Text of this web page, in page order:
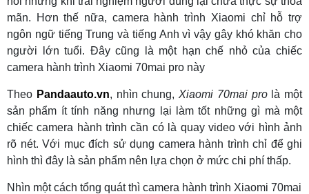
mãn. Hơn thế nữa, camera hành trình Xiaomi chỉ hỗ trợ
ngôn ngữ tiếng Trung và tiếng Anh vì vậy gây khó khăn cho
người lớn tuổi. Đây cũng là một hạn chế nhỏ của chiếc
camera hành trình Xiaomi 70mai pro này
Theo Pandaauto.vn, nhìn chung, Xiaomi 70mai prolà một
sản phẩm ít tính năng nhưng lại làm tốt những gì mà một
chiếc camera hành trình cần có là quay video với hình ảnh
rõ nét. Với mục đích sử dụng camera hành trình chỉ để ghi
hình thì đây là sản phẩm nên lựa chọn ở mức chi phí thấp.
Nhìn một cách tổng quát thì camera hành trình Xiaomi 70mai